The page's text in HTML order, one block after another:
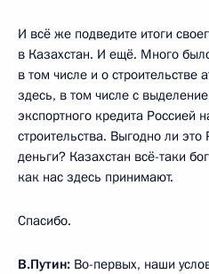
И всё же подведите итоги
в Казахстан. И ещё. Много
в том числе и о строительстве
здесь, в том числе с
экспортного кредита Россией
строительства. Выгодно ли
деньги? Казахстан всё-таки
как нас здесь принимают.
Спасибо.
В.Путин: Во-первых, наши